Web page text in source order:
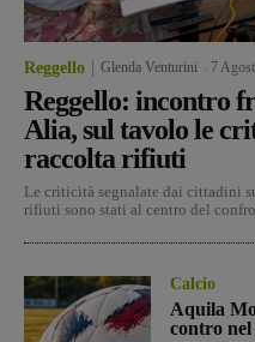
Reggello Glenda Venturini 7
Reggello: incontro
Alia, sul tavolo le
raccolta rifiuti
Le criticità segnalate dai cittadini
rifiuti sono stati al centro del
Calcio
Aquila
contro